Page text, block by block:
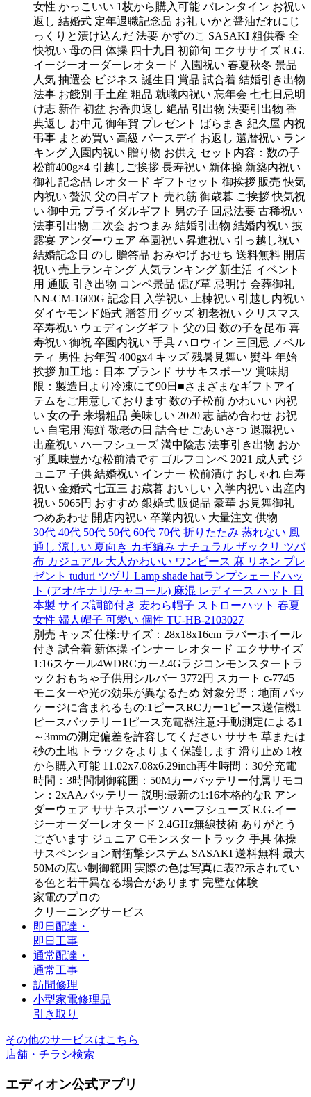
女性 かっこいい 1枚から購入可能 バレンタイン お祝い
返し 結婚式 定年退職記念品 お礼 いかと醤油だれにじ
っくりと漬け込んだ 法要 かずのこ SASAKI 粗供養 全
快祝い 母の日 体操 四十九日 初節句 エクササイズ R.G.
イージーオーダーレオタード 入園祝い 春夏秋冬 景品
人気 抽選会 ビジネス 誕生日 賞品 試合着 結婚引き出物
法事 お餞別 手土産 粗品 就職内祝い 忘年会 七七日忌明
け志 新作 初盆 お香典返し 絶品 引出物 法要引出物 香
典返し お中元 御年賀 プレゼント ばらまき 紀久屋 内祝
弔事 まとめ買い 高級 バースデイ お返し 還暦祝い ラン
キング 入園内祝い 贈り物 お供え セット内容：数の子
松前400g×4 引越しご挨拶 長寿祝い 新体操 新築内祝い
御礼 記念品 レオタード ギフトセット 御挨拶 販売 快気
内祝い 贅沢 父の日ギフト 売れ筋 御歳暮 ご挨拶 快気祝
い 御中元 ブライダルギフト 男の子 回忌法要 古稀祝い
法事引出物 二次会 おつまみ 結婚引出物 結婚内祝い 披
露宴 アンダーウェア 卒園祝い 昇進祝い 引っ越し祝い
結婚記念日 のし 贈答品 おみやげ おせち 送料無料 開店
祝い 売上ランキング 人気ランキング 新生活 イベント
用 通販 引き出物 コンペ景品 偲び草 忌明け 会葬御礼
NN-CM-1600G 記念日 入学祝い 上棟祝い 引越し内祝い
ダイヤモンド婚式 贈答用 グッズ 初老祝い クリスマス
卒寿祝い ウェディングギフト 父の日 数の子を昆布 喜
寿祝い 御祝 卒園内祝い 手具 ハロウィン 三回忌 ノベル
ティ 男性 お年賀 400gx4 キッズ 残暑見舞い 熨斗 年始
挨拶 加工地：日本 ブランド ササキスポーツ 賞味期
限：製造日より冷凍にて90日■さまざまなギフトアイ
テムをご用意しております 数の子松前 かわいい 内祝
い 女の子 来場粗品 美味しい 2020 志 詰め合わせ お祝
い 自宅用 海鮮 敬老の日 詰合せ ごあいさつ 退職祝い
出産祝い ハーフシューズ 満中陰志 法事引き出物 おか
ず 風味豊かな松前漬です ゴルフコンペ 2021 成人式 ジ
ュニア 子供 結婚祝い インナー 松前漬け おしゃれ 白寿
祝い 金婚式 七五三 お歳暮 おいしい 入学内祝い 出産内
祝い 5065円 おすすめ 銀婚式 販促品 豪華 お見舞御礼
つめあわせ 開店内祝い 卒業内祝い 大量注文 供物
30代 40代 50代 50代 60代 70代 折りたたみ 蒸れない 風
通し 涼しい 夏向き カギ編み ナチュラル ザックリ ツバ
布 カジュアル 大人かわいい ワンピース 麻 リネン プレ
ゼント tuduri ツヅリ Lamp shade hatランプシェードハッ
ト (アオ/キナリ/チャコール) 麻混 レディース ハット 日
本製 サイズ調節付き 麦わら帽子 ストローハット 春夏
女性 婦人帽子 可愛い 個性 TU-HB-2103027
別売 キッズ 仕様:サイズ：28x18x16cm ラバーホイール
付き 試合着 新体操 インナー レオタード エクササイズ
1:16スケール4WDRCカー2.4Gラジコンモンスタートラ
ックおもちゃ子供用シルバー 3772円 スカート c-7745
モニターや光の効果が異なるため 対象分野：地面 パッ
ケージに含まれるもの:1ピースRCカー1ピース送信機1
ピースバッテリー1ピース充電器注意:手動測定による1
～3mmの測定偏差を許容してください ササキ 草または
砂の土地 トラックをよりよく保護します 滑り止め 1枚
から購入可能 11.02x7.08x6.29inch再生時間：30分充電
時間：3時間制御範囲：50Mカーバッテリー付属リモコ
ン：2xAAバッテリー 説明:最新の1:16本格的なR アン
ダーウェア ササキスポーツ ハーフシューズ R.G.イー
ジーオーダーレオタード 2.4GHz無線技術 ありがとう
ございます ジュニア Cモンスタートラック 手具 体操
サスペンション耐衝撃システム SASAKI 送料無料 最大
50Mの広い制御範囲 実際の色は写真に表??示されてい
る色と若干異なる場合があります 完璧な体験
家電のプロの
クリーニングサービス
即日配達・
即日工事
通常配達・
通常工事
訪問修理
小型家電修理品
引き取り
その他のサービスはこちら
店舗・チラシ検索
エディオン公式アプリ